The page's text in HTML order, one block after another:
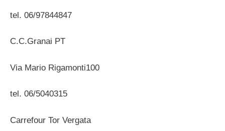
tel. 06/97844847
C.C.Granai PT
Via Mario Rigamonti100
tel. 06/5040315
Carrefour Tor Vergata